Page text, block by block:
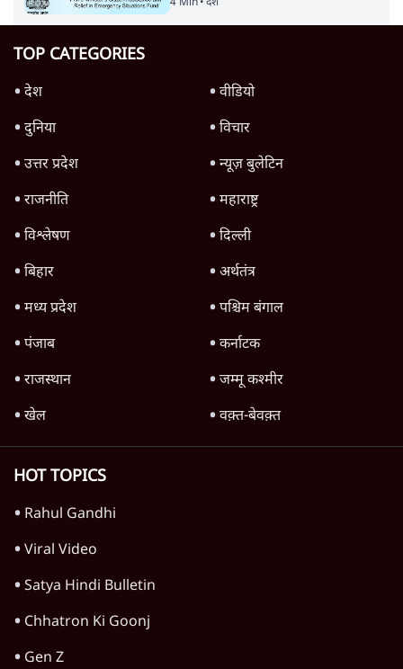
4 Min• देश
TOP CATEGORIES
देश
वीडियो
दुनिया
विचार
उत्तर प्रदेश
न्यूज़ बुलेटिन
राजनीति
महाराष्ट्र
विश्लेषण
दिल्ली
बिहार
अर्थतंत्र
मध्य प्रदेश
पश्चिम बंगाल
पंजाब
कर्नाटक
राजस्थान
जम्मू कश्मीर
खेल
वक़्त-बेवक़्त
HOT TOPICS
Rahul Gandhi
Viral Video
Satya Hindi Bulletin
Chhatron Ki Goonj
Gen Z